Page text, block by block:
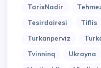
TarixNadir
Tesirdairesi
Tiflis
Turkanperviz
Tvinninq
Ukrayna